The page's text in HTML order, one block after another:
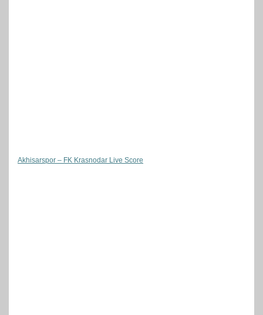
Akhisarspor – FK Krasnodar Live Score